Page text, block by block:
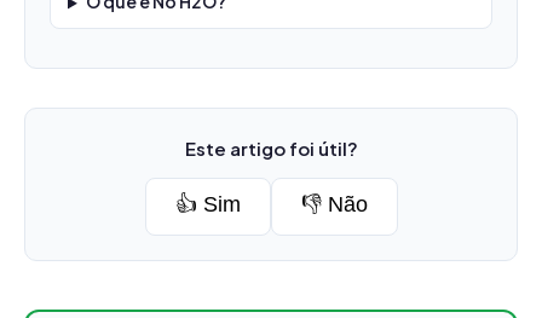
Este artigo foi útil?
👍 Sim 👎 Não